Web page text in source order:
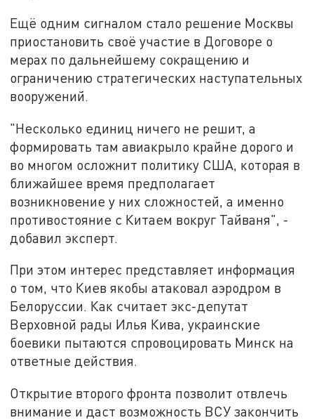
Ещё одним сигналом стало решение Москвы
приостановить своё участие в Договоре о
мерах по дальнейшему сокращению и
ограничению стратегических наступательных
вооружений.
"Несколько единиц ничего не решит, а
формировать там авиакрыло крайне дорого и
во многом осложнит политику США, которая в
ближайшее время предполагает
возникновение у них сложностей, а именно
противостояние с Китаем вокруг Тайваня", -
добавил эксперт.
При этом интерес представляет информация
о том, что Киев якобы атаковал аэродром в
Белоруссии. Как считает экс-депутат
Верховной рады Илья Кива, украинские
боевики пытаются спровоцировать Минск на
ответные действия.
Открытие второго фронта позволит отвлечь
внимание и даст возможность ВСУ закончить